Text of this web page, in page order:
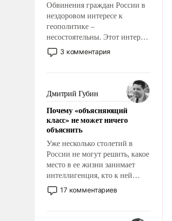
Обвинения граждан России в
нездоровом интересе к
геополитике –
несостоятельны. Этот интерес
рационален и прагматичен. Он
обусловлен тысячелетним
фундаментальным знанием,
что мировая политика имеет
свойство заявляться на порог
нашего дома.
3 комментария
Дмитрий Губин
Почему «объясняющий
класс» не может ничего
объяснить
Уже несколько столетий в
России не могут решить, какое
место в ее жизни занимает
интеллигенция, кто к ней
принадлежит, а кого из нее
исключили с правом
чем она отличается от просто
17 комментариев